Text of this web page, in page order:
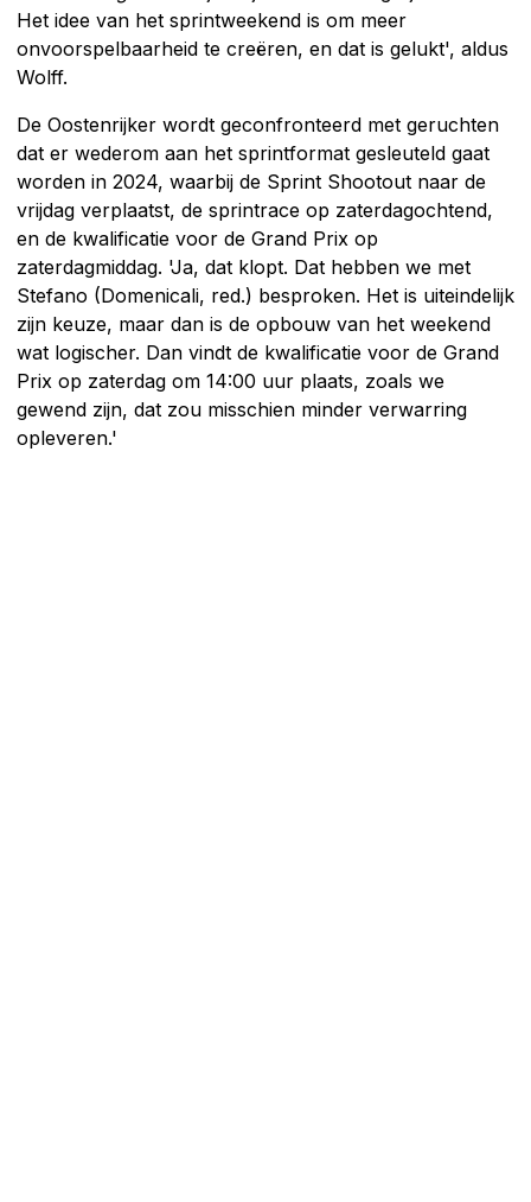
Het idee van het sprintweekend is om meer
onvoorspelbaarheid te creëren, en dat is gelukt', aldus
Wolff.
De Oostenrijker wordt geconfronteerd met geruchten
dat er wederom aan het sprintformat gesleuteld gaat
worden in 2024, waarbij de Sprint Shootout naar de
vrijdag verplaatst, de sprintrace op zaterdagochtend,
en de kwalificatie voor de Grand Prix op
zaterdagmiddag. 'Ja, dat klopt. Dat hebben we met
Stefano (Domenicali, red.) besproken. Het is uiteindelijk
zijn keuze, maar dan is de opbouw van het weekend
wat logischer. Dan vindt de kwalificatie voor de Grand
Prix op zaterdag om 14:00 uur plaats, zoals we
gewend zijn, dat zou misschien minder verwarring
opleveren.'